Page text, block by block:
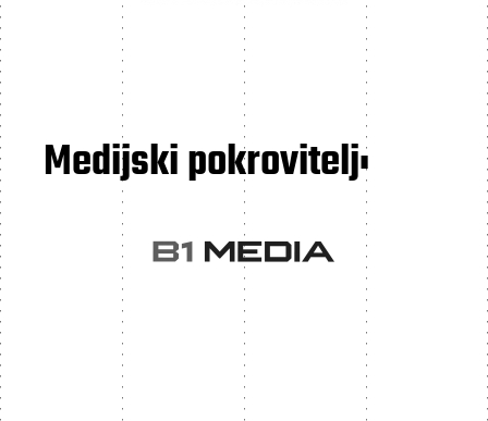
Medijski pokrovitelj: